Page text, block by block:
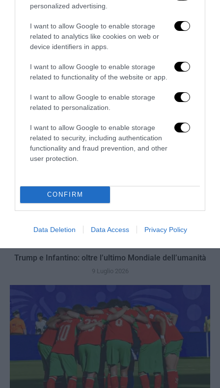
personalized advertising.
I want to allow Google to enable storage
related to analytics like cookies on web or
device identifiers in apps.
I want to allow Google to enable storage
related to functionality of the website or app.
I want to allow Google to enable storage
related to personalization.
I want to allow Google to enable storage
related to security, including authentication
functionality and fraud prevention, and other
user protection.
CONFIRM
Data Deletion Data Access Privacy Policy
Senso del sacro, fiuto del gol: Mikel Merino e una
Spagna tornata alle origini
14 Luglio 2026
Trump e Infantino: oltre l’ultimo Mondiale dell’umanità
9 Luglio 2026